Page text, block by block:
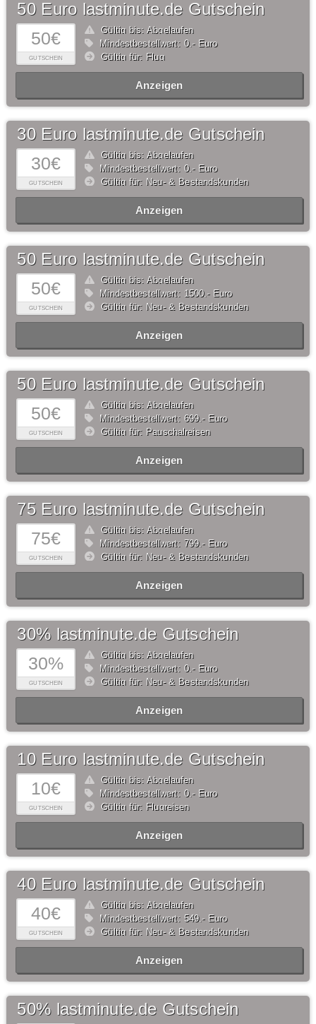
50€
GUTSCHEIN
50 Euro lastminute.de Gutschein
Gültig bis: Abgelaufen
Mindestbestellwert: 0,- Euro
Gültig für: Flug
Anzeigen
30€
GUTSCHEIN
30 Euro lastminute.de Gutschein
Gültig bis: Abgelaufen
Mindestbestellwert: 0,- Euro
Gültig für: Neu- & Bestandskunden
Anzeigen
50€
GUTSCHEIN
50 Euro lastminute.de Gutschein
Gültig bis: Abgelaufen
Mindestbestellwert: 1500,- Euro
Gültig für: Neu- & Bestandskunden
Anzeigen
50€
GUTSCHEIN
50 Euro lastminute.de Gutschein
Gültig bis: Abgelaufen
Mindestbestellwert: 699,- Euro
Gültig für: Pauschalreisen
Anzeigen
75€
GUTSCHEIN
75 Euro lastminute.de Gutschein
Gültig bis: Abgelaufen
Mindestbestellwert: 799,- Euro
Gültig für: Neu- & Bestandskunden
Anzeigen
30%
GUTSCHEIN
30% lastminute.de Gutschein
Gültig bis: Abgelaufen
Mindestbestellwert: 0,- Euro
Gültig für: Neu- & Bestandskunden
Anzeigen
10€
GUTSCHEIN
10 Euro lastminute.de Gutschein
Gültig bis: Abgelaufen
Mindestbestellwert: 0,- Euro
Gültig für: Flugreisen
Anzeigen
40€
GUTSCHEIN
40 Euro lastminute.de Gutschein
Gültig bis: Abgelaufen
Mindestbestellwert: 549,- Euro
Gültig für: Neu- & Bestandskunden
Anzeigen
50% lastminute.de Gutschein